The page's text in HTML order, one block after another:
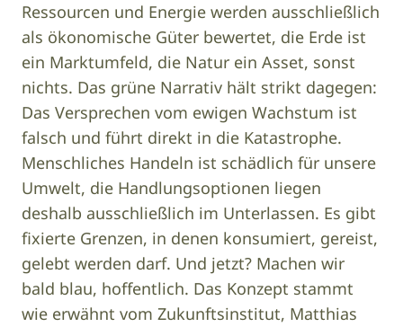
Ressourcen und Energie werden ausschließlich
als ökonomische Güter bewertet, die Erde ist
ein Marktumfeld, die Natur ein Asset, sonst
nichts. Das grüne Narrativ hält strikt dagegen:
Das Versprechen vom ewigen Wachstum ist
falsch und führt direkt in die Katastrophe.
Menschliches Handeln ist schädlich für unsere
Umwelt, die Handlungsoptionen liegen
deshalb ausschließlich im Unterlassen. Es gibt
fixierte Grenzen, in denen konsumiert, gereist,
gelebt werden darf. Und jetzt? Machen wir
bald blau, hoffentlich. Das Konzept stammt
wie erwähnt vom Zukunftsinstitut, Matthias